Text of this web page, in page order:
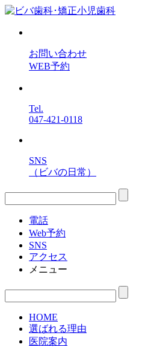
お問い合わせ
WEB予約
Tel.
047-421-0118
SNS
（ビバの日常）
電話
Web予約
SNS
アクセス
メニュー
HOME
選ばれる理由
医院案内